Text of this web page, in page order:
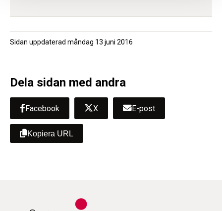
Sidan uppdaterad måndag 13 juni 2016
Dela sidan med andra
Facebook X E-post
Kopiera URL